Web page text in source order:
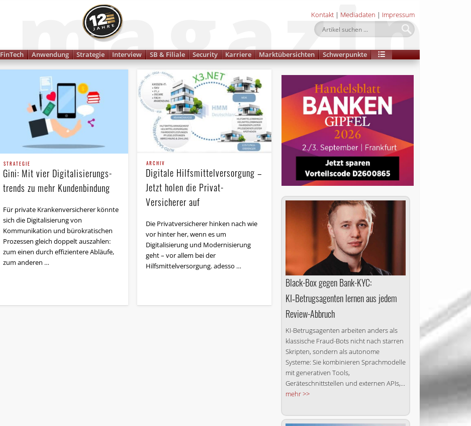
Kontakt | Mediadaten | Impressum
FinTech Anwendung Strategie Interview SB & Filiale Security Karriere Marktübersichten Schwerpunkte
STRATEGIE
Gini: Mit vier Digitalisierungs­
trends zu mehr Kundenbindung
Für private Krankenversicherer könnte
sich die Digitalisierung von
Kommunikation und bürokratischen
Prozessen gleich doppelt auszahlen:
zum einen durch effizientere Abläufe,
zum anderen …
ARCHIV
Digitale Hilfsmittelversorgung –
Jetzt holen die Privat-
Versicherer auf
Die Privatversicherer hinken nach wie
vor hinter her, wenn es um
Digitalisierung und Modernisierung
geht – vor allem bei der
Hilfsmittelversorgung. adesso …
Black-Box gegen Bank-KYC:
KI‑Betrugsagenten lernen aus jedem
Review-Abbruch
KI-Betrugsagenten arbeiten anders als
klassische Fraud-Bots nicht nach starren
Skripten, sondern als autonome
Systeme: Sie kombinieren Sprachmodelle
mit generativen Tools,
Geräteschnittstellen und externen APIs,...
mehr >>